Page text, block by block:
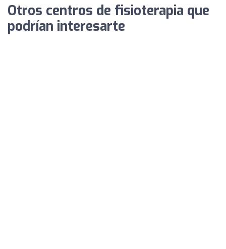
Otros centros de fisioterapia que
podrían interesarte